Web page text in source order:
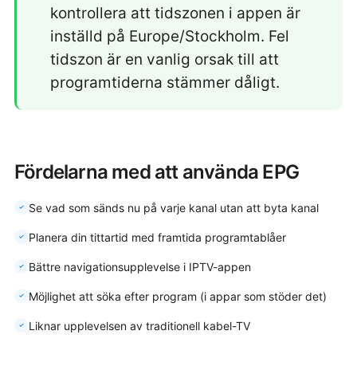
kontrollera att tidszonen i appen är
inställd på Europe/Stockholm. Fel
tidszon är en vanlig orsak till att
programtiderna stämmer dåligt.
Fördelarna med att använda EPG
Se vad som sänds nu på varje kanal utan att byta kanal
Planera din tittartid med framtida programtablåer
Bättre navigationsupplevelse i IPTV-appen
Möjlighet att söka efter program (i appar som stöder det)
Liknar upplevelsen av traditionell kabel-TV